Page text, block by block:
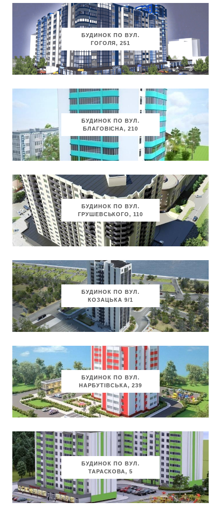
БУДИНОК ПО ВУЛ.
ГОГОЛЯ, 251
БУДИНОК ПО ВУЛ.
БЛАГОВІСНА, 210
БУДИНОК ПО ВУЛ.
ГРУШЕВСЬКОГО, 110
БУДИНОК ПО ВУЛ.
КОЗАЦЬКА 9/1
БУДИНОК ПО ВУЛ.
НАРБУТІВСЬКА, 239
БУДИНОК ПО ВУЛ.
ТАРАСКОВА, 5